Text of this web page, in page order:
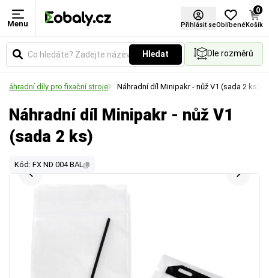
Menu Přihlásit seOblíbené
0
Košík
Hledat Dle rozměrů
Náhradní díly pro fixační stroje Náhradní díl Minipakr - nůž V1 (sada 2 ks)
Náhradní díl Minipakr - nůž V1
(sada 2 ks)
Kód: FX ND 004 BAL